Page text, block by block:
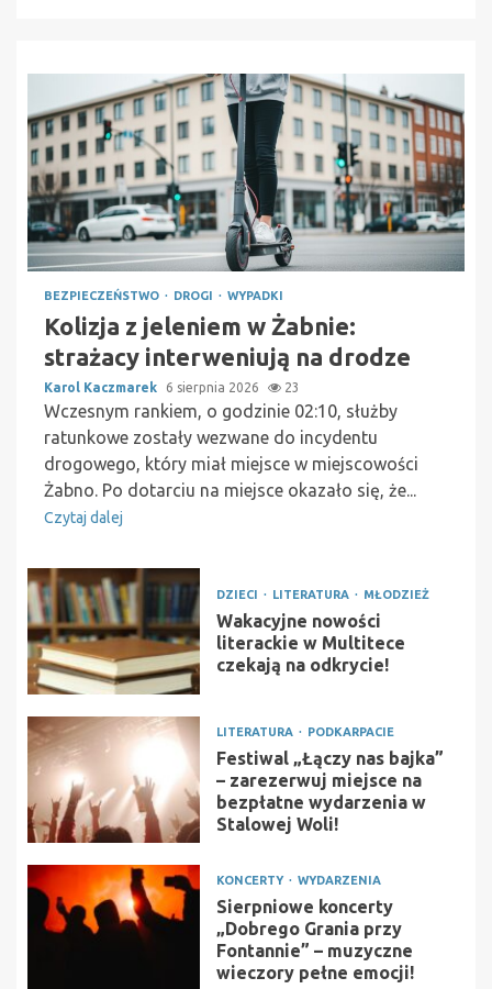
BEZPIECZEŃSTWO DROGI WYPADKI
Kolizja z jeleniem w Żabnie:
strażacy interweniują na drodze
Karol Kaczmarek 6 sierpnia 2026 23
Wczesnym rankiem, o godzinie 02:10, służby
ratunkowe zostały wezwane do incydentu
drogowego, który miał miejsce w miejscowości
Żabno. Po dotarciu na miejsce okazało się, że...
Czytaj dalej
DZIECI LITERATURA MŁODZIEŻ
Wakacyjne nowości
literackie w Multitece
czekają na odkrycie!
LITERATURA PODKARPACIE
Festiwal „Łączy nas bajka”
– zarezerwuj miejsce na
bezpłatne wydarzenia w
Stalowej Woli!
KONCERTY WYDARZENIA
Sierpniowe koncerty
„Dobrego Grania przy
Fontannie” – muzyczne
wieczory pełne emocji!